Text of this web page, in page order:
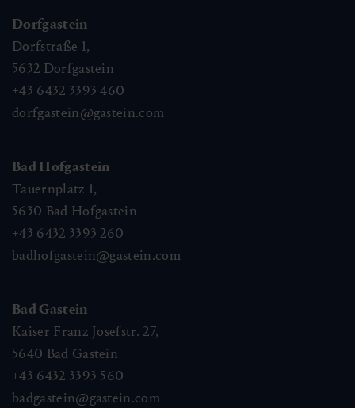
Dorfgastein
Dorfstraße 1,
5632 Dorfgastein
+43 6432 3393 460
dorfgastein@gastein.com
Bad Hofgastein
Tauernplatz 1,
5630 Bad Hofgastein
+43 6432 3393 260
badhofgastein@gastein.com
Bad Gastein
Kaiser Franz Josefstr. 27,
5640 Bad Gastein
+43 6432 3393 560
badgastein@gastein.com